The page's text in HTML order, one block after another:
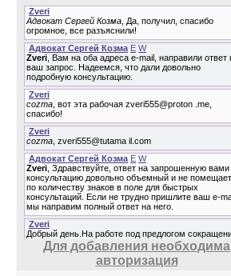
Для добавления необходима
авторизация